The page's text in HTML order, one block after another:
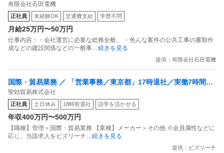
有限会社石田電機
正社員 未経験OK 交通費支給 学歴不問
月給25万円〜50万円
仕事内容：・会社運営に必要な総務全般。 ・色んな案件の公共工事の書類作
成などの建設関係などの一般事…続きを見る
提供：有限会社石田電機
国際・貿易業務 ／ 「営業事務／東京都」17時退社／実働7時間／
残業ほぼなし／聖効グループの安定基盤
聖効貿易株式会社
正社員 土日休み 18時前退社 語学を活かせる
年収400万円〜500万円
【職種】管理＞国際・貿易業務 【業種】メーカー＞その他 ※会員属性などに
応じ、当該求人をビズリーチ…続きを見る
提供：ビズリーチ